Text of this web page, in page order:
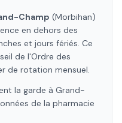
Champ (Morbihan)
en dehors des
et jours fériés. Ce
de l'Ordre des
de rotation mensuel.
la garde à Grand-
de la pharmacie